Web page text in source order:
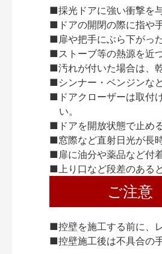
■採光ドアに強い衝撃を
■ドアの開閉の際に指や
■扉や把手にぶら下がっ
■ストーブ等の熱源を近
■汚れが付いた場合は、
■シンナー・ベンジンな
■ドアクローザーは取付
い。
■ドアを開放状態で止め
■窓際など直射日光が長
■扉に油分や薬品など付
■上り口など段差のある
ご注意
■控壁を施工する前に、
■控壁施工後は不具合の